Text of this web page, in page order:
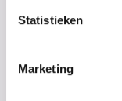
Statistieken
Marketing